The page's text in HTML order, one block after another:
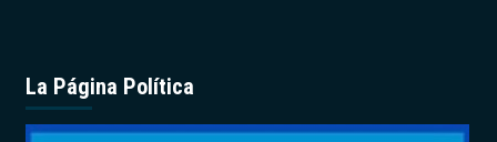
La Página Política